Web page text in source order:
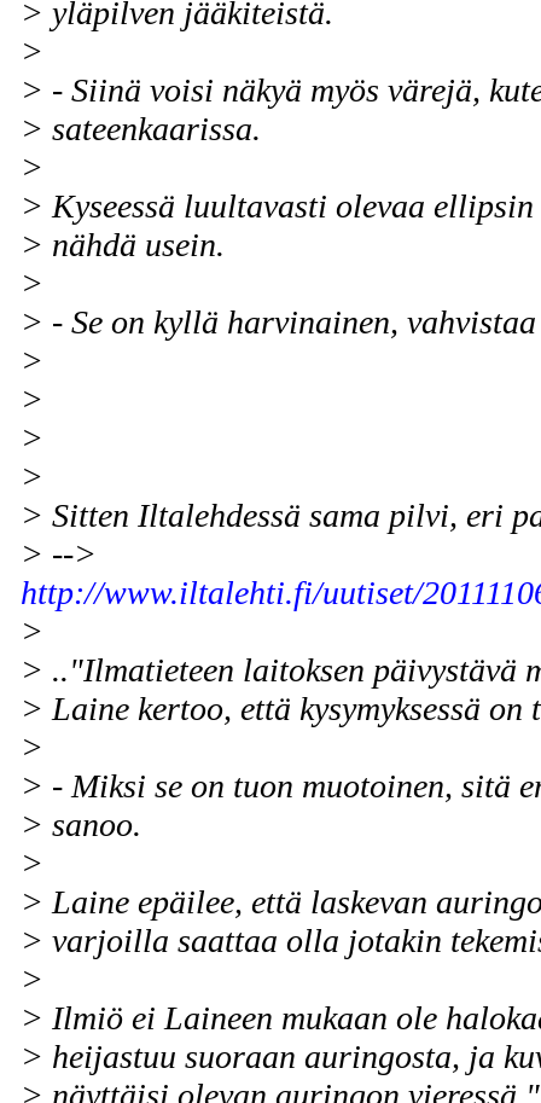
> yläpilven jääkiteistä.
>
> - Siinä voisi näkyä myös värejä,
> sateenkaarissa.
>
> Kyseessä luultavasti olevaa
> nähdä usein.
>
> - Se on kyllä harvinainen,
>
>
>
>
> Sitten Iltalehdessä sama pilvi, eri
> -->
http://www.iltalehti.fi/uutiset/
>
> .."Ilmatieteen laitoksen päivystävä
> Laine kertoo, että kysymyksessä
>
> - Miksi se on tuon muotoinen, sitä
> sanoo.
>
> Laine epäilee, että laskevan
> varjoilla saattaa olla jotakin
>
> Ilmiö ei Laineen mukaan ole
> heijastuu suoraan auringosta, ja
> näyttäisi olevan auringon